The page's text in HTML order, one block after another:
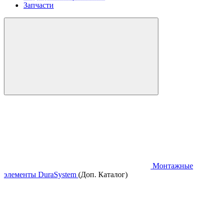
Запчасти
Монтажные
элементы DuraSystem (Доп. Каталог)